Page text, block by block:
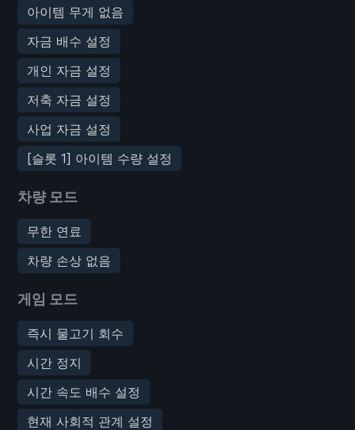
아이템 무게 없음
자금 배수 설정
개인 자금 설정
저축 자금 설정
사업 자금 설정
[슬롯 1] 아이템 수량 설정
차량 모드
무한 연료
차량 손상 없음
게임 모드
즉시 물고기 회수
시간 정지
시간 속도 배수 설정
현재 사회적 관계 설정